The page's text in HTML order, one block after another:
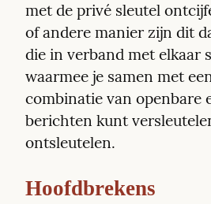
met de privé sleutel
of andere manier zijn dit
die in verband met elkaar
waarmee je samen met
combinatie van openbare
berichten kunt
ontsleutelen.
Hoofdbrekens